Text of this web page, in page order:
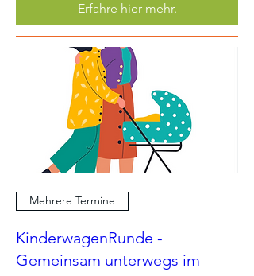
Erfahre hier mehr.
Mehrere Termine
KinderwagenRunde -
Gemeinsam unterwegs im